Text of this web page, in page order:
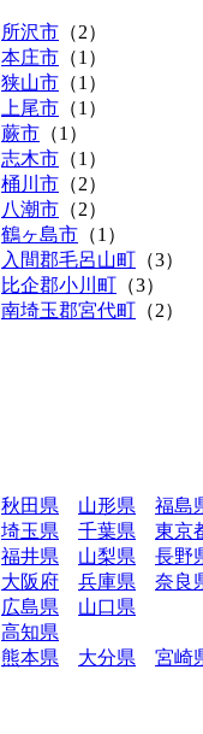
所沢市 （2）
本庄市 （1）
狭山市 （1）
上尾市 （1）
蕨市 （1）
志木市 （1）
桶川市 （2）
八潮市 （2）
鶴ヶ島市 （1）
入間郡毛呂山町 （3）
比企郡小川町 （3）
南埼玉郡宮代町 （2）
秋田県 山形県
福島
埼玉県 千葉県 東京
福井県 山梨県 長野
大阪府 兵庫県 奈良
広島県
山口県
高知県
熊本県 大分県 宮崎